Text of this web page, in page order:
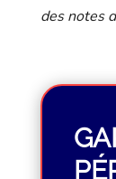
des notes